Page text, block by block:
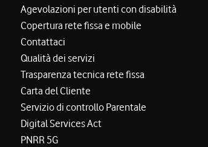
Agevolazioni per utenti con disabilità
Copertura rete fissa e mobile
Contattaci
Qualità dei servizi
Trasparenza tecnica rete fissa
Carta del Cliente
Servizio di controllo Parentale
Digital Services Act
PNRR 5G